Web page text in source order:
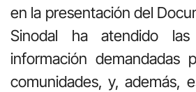
en la presentación del
Sinodal ha atendido
información demandadas
comunidades, y, además,